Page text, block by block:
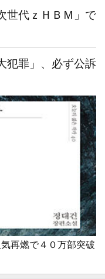
世代ｚＨＢＭ」で
犯罪」、必ず公訴
再燃で４０万部突破